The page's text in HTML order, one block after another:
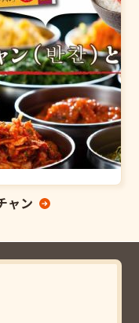
ャン